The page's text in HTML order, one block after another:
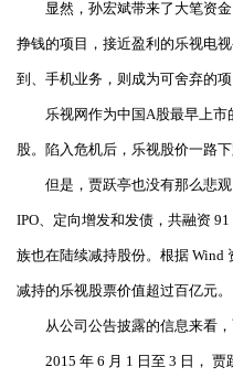
显然，孙宏斌带来了大笔资金
挣钱的项目，接近盈利的乐视电
到、手机业务，则成为可舍弃的项
乐视网作为中国A股最早上市
股。陷入危机后，乐视股价一路下
但是，贾跃亭也没有那么悲观
IPO、定向增发和发债，共融资
族也在陆续减持股份。根据 Wind
减持的乐视股票价值超过百亿元。
从公司公告披露的信息来看，
2015 年 6 月 1 日至 3 日， 贾